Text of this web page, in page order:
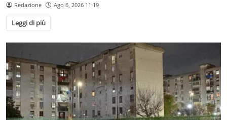
Redazione Ago 6, 2026 11:19
Leggi di più